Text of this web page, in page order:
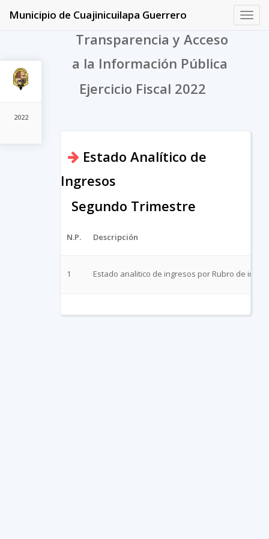
2022
Municipio de Cuajinicuilapa Guerrero
Transparencia y Acceso
a la Información Pública
Ejercicio Fiscal 2022
Estado Analítico de
Ingresos
Segundo Trimestre
N.P. Descripción
1 Estado analitico de ingresos por Rubro de